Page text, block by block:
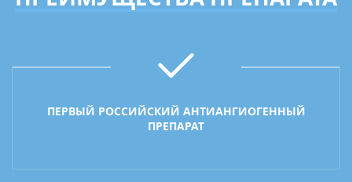
ПЕРВЫЙ РОССИЙСКИЙ АНТИАНГИОГЕННЫЙ
ПРЕПАРАТ